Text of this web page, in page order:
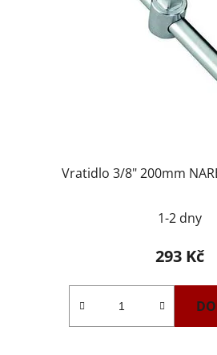
Vratidlo 3/8" 200mm
1-2 dny
293 Kč